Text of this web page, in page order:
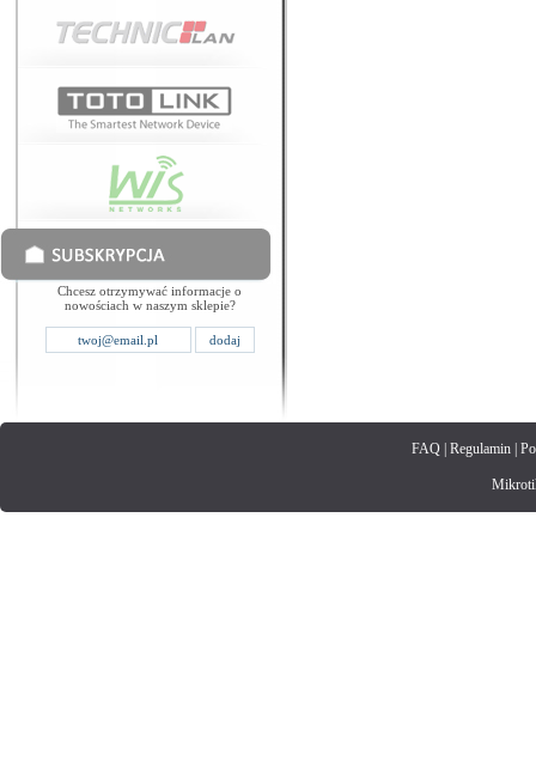
Chcesz otrzymywać informacje o
nowościach w naszym sklepie?
FAQ| Regulamin|